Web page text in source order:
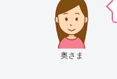
奥さま